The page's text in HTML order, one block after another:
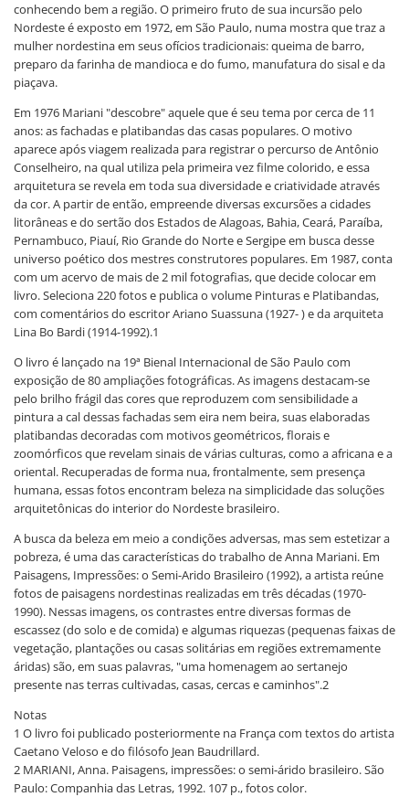
conhecendo bem a região. O primeiro fruto de sua incursão pelo
Nordeste é exposto em 1972, em São Paulo, numa mostra que traz a
mulher nordestina em seus ofícios tradicionais: queima de barro,
preparo da farinha de mandioca e do fumo, manufatura do sisal e da
piaçava.
Em 1976 Mariani "descobre" aquele que é seu tema por cerca de 11
anos: as fachadas e platibandas das casas populares. O motivo
aparece após viagem realizada para registrar o percurso de Antônio
Conselheiro, na qual utiliza pela primeira vez filme colorido, e essa
arquitetura se revela em toda sua diversidade e criatividade através
da cor. A partir de então, empreende diversas excursões a cidades
litorâneas e do sertão dos Estados de Alagoas, Bahia, Ceará, Paraíba,
Pernambuco, Piauí, Rio Grande do Norte e Sergipe em busca desse
universo poético dos mestres construtores populares. Em 1987, conta
com um acervo de mais de 2 mil fotografias, que decide colocar em
livro. Seleciona 220 fotos e publica o volume Pinturas e Platibandas,
com comentários do escritor Ariano Suassuna (1927- ) e da arquiteta
Lina Bo Bardi (1914-1992).1
O livro é lançado na 19ª Bienal Internacional de São Paulo com
exposição de 80 ampliações fotográficas. As imagens destacam-se
pelo brilho frágil das cores que reproduzem com sensibilidade a
pintura a cal dessas fachadas sem eira nem beira, suas elaboradas
platibandas decoradas com motivos geométricos, florais e
zoomórficos que revelam sinais de várias culturas, como a africana e a
oriental. Recuperadas de forma nua, frontalmente, sem presença
humana, essas fotos encontram beleza na simplicidade das soluções
arquitetônicas do interior do Nordeste brasileiro.
A busca da beleza em meio a condições adversas, mas sem estetizar a
pobreza, é uma das características do trabalho de Anna Mariani. Em
Paisagens, Impressões: o Semi-Arido Brasileiro (1992), a artista reúne
fotos de paisagens nordestinas realizadas em três décadas (1970-
1990). Nessas imagens, os contrastes entre diversas formas de
escassez (do solo e de comida) e algumas riquezas (pequenas faixas de
vegetação, plantações ou casas solitárias em regiões extremamente
áridas) são, em suas palavras, "uma homenagem ao sertanejo
presente nas terras cultivadas, casas, cercas e caminhos".2
Notas
1 O livro foi publicado posteriormente na França com textos do artista
Caetano Veloso e do filósofo Jean Baudrillard.
2 MARIANI, Anna. Paisagens, impressões: o semi-árido brasileiro. São
Paulo: Companhia das Letras, 1992. 107 p., fotos color.